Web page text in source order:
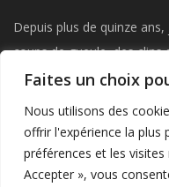
Faites un choix
Nous utilisons des
offrir l'expérience la plus
préférences et les
Accepter », vous
Depuis plus de quinze
coups de gueule, des clins
parle de mon travail, du